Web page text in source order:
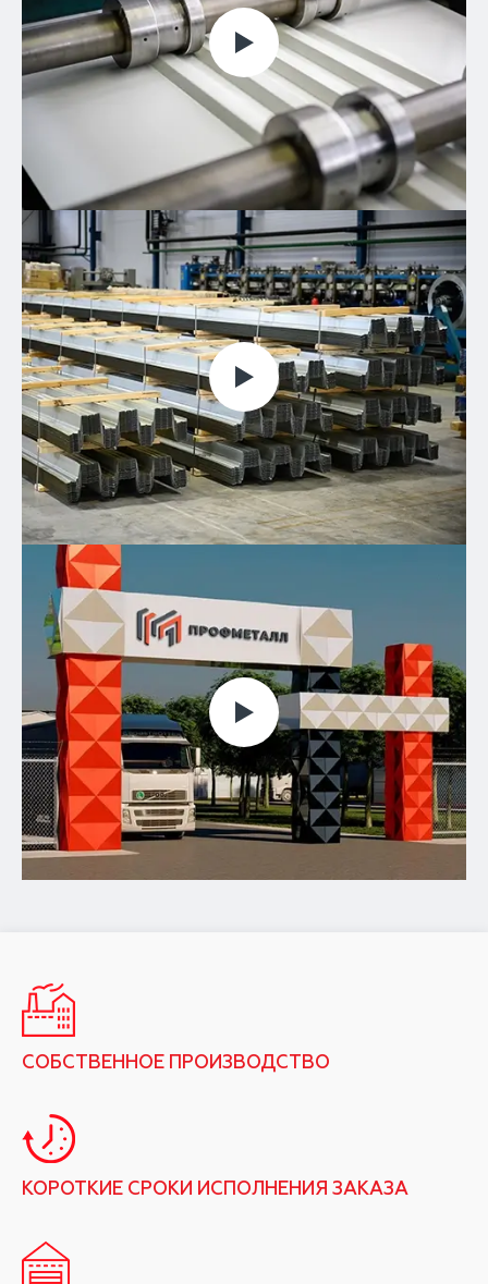
СОБСТВЕННОЕ ПРОИЗВОДСТВО
КОРОТКИЕ СРОКИ ИСПОЛНЕНИЯ ЗАКАЗА